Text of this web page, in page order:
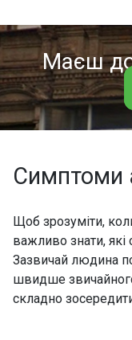
Маєш
Симптоми
Щоб зрозуміти,
важливо знати,
Зазвичай людина
швидше звичайного,
складно